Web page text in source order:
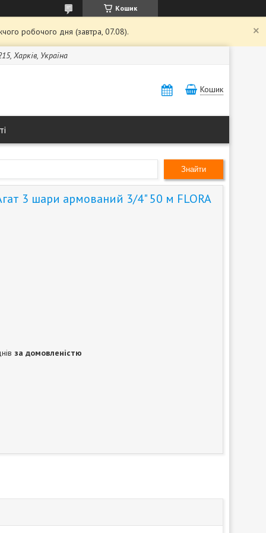
Кошик
робочого дня (завтра, 07.08).
Харків, Україна
Кошик
Знайти
3 шари армований 3/4" 50 м FLORA
за домовленістю